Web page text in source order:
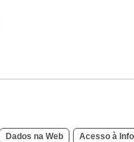
Dados na Web Acesso à